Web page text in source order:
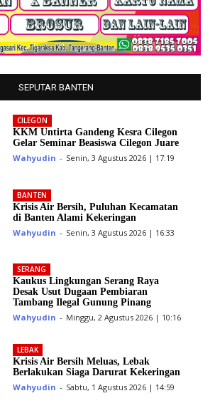
SEPUTAR BANTEN
CILEGON
KKM Untirta Gandeng Kesra Cilegon
Gelar Seminar Beasiswa Cilegon Juare
Wahyudin - Senin, 3 Agustus 2026 | 17:19
BANTEN
Krisis Air Bersih, Puluhan Kecamatan
di Banten Alami Kekeringan
Wahyudin - Senin, 3 Agustus 2026 | 16:33
SERANG
Kaukus Lingkungan Serang Raya
Desak Usut Dugaan Pembiaran
Tambang Ilegal Gunung Pinang
Wahyudin - Minggu, 2 Agustus 2026 | 10:16
LEBAK
Krisis Air Bersih Meluas, Lebak
Berlakukan Siaga Darurat Kekeringan
Wahyudin - Sabtu, 1 Agustus 2026 | 14:59